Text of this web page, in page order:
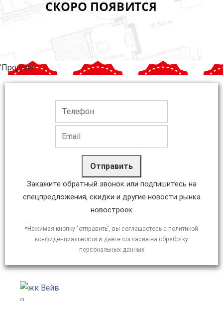
'Продана'
Отправить
Закажите обратный звонок или подпишитесь на
спецпредложения, скидки и другие новости рынка
новостроек
*Нажимая кнопку "отправить", вы соглашаетесь с политикой
конфиденциальности и даете согласие на обработку
персональных данных